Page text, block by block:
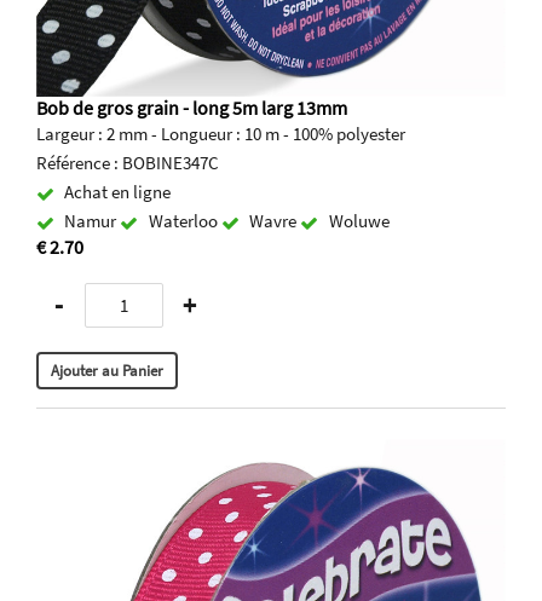
Bob de gros grain - long 5m larg 13mm
Largeur : 2 mm - Longueur : 10 m - 100% polyester
Référence : BOBINE347C
Achat en ligne
Namur
Waterloo Wavre Woluwe
€ 2.70
- +